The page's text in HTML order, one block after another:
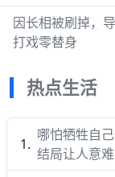
因长相被刷掉，
打戏零替身
热点生活
哪怕牺牲自
结局让人意难